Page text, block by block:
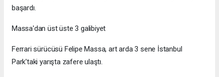
başardı.
Massa'dan üst üste 3 galibiyet
Ferrari sürücüsü Felipe Massa, art arda 3 sene İstanbul
Park'taki yarışta zafere ulaştı.